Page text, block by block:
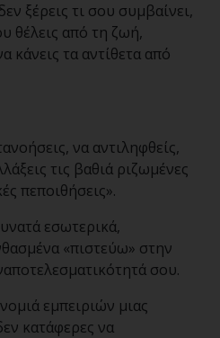
ξέρεις τι σου συμβαίνει,
θέλεις από τη ζωή,
κάνεις τα αντίθετα από
να αντιληφθείς,
τις βαθιά ριζωμένες
πεποιθήσεις».
εσωτερικά,
«πιστεύω» στην
σου.
εμπειριών μιας
κατάφερες να